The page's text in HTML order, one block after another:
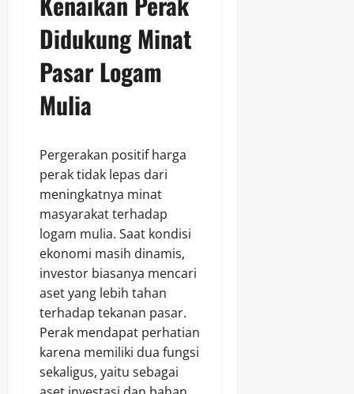
Didukung Minat
Pasar Logam
Mulia
Pergerakan positif harga
perak tidak lepas dari
meningkatnya minat
masyarakat terhadap
logam mulia. Saat kondisi
ekonomi masih dinamis,
investor biasanya mencari
aset yang lebih tahan
terhadap tekanan pasar.
Perak mendapat perhatian
karena memiliki dua fungsi
sekaligus, yaitu sebagai